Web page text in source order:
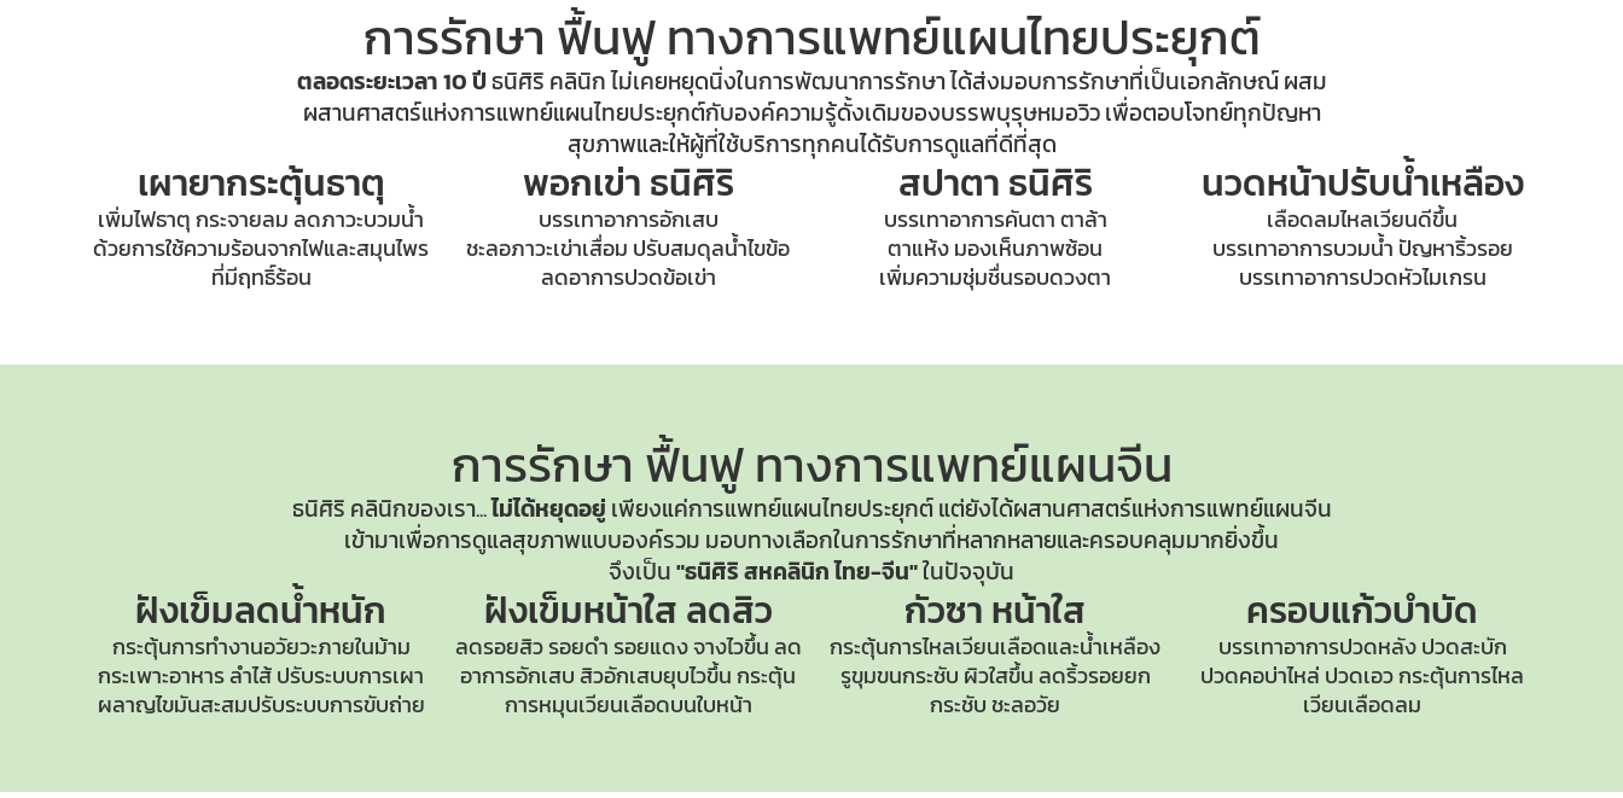
การรักษา ฟื้นฟู ทางการแพทย์แผนไทยประยุกต์
ตลอดระยะเวลา 10 ปีธนิศิริ คลินิก ไม่เคยหยุดนิ่งในการพัฒนาการรักษา ได้ส่งมอบการรักษาที่เป็นเอกลักษณ์ ผสม
ผสานศาสตร์แห่งการแพทย์แผนไทยประยุกต์กับองค์ความรู้ดั้งเดิมของบรรพบุรุษหมอวิว เพื่อตอบโจทย์ทุกปัญหา
สุขภาพและให้ผู้ที่ใช้บริการทุกคนได้รับการดูแลที่ดีที่สุด
เผายากระตุ้นธาตุ
เพิ่มไฟธาตุ กระจายลม ลดภาวะบวมน้ำ
ด้วยการใช้ความร้อนจากไฟและสมุนไพร
ที่มีฤทธิ์ร้อน
พอกเข่า ธนิศิริ
บรรเทาอาการอักเสบ
ชะลอภาวะเข่าเสื่อม ปรับสมดุลน้ำไขข้อ
ลดอาการปวดข้อเข่า
สปาตา ธนิศิริ
บรรเทาอาการคันตา ตาล้า
ตาแห้ง มองเห็นภาพซ้อน
เพิ่มความชุ่มชื่นรอบดวงตา
นวดหน้าปรับน้ำเหลือง
เลือดลมไหลเวียนดีขึ้น
บรรเทาอาการบวมน้ำ ปัญหาริ้วรอย
บรรเทาอาการปวดหัวไมเกรน
การรักษา ฟื้นฟูทางการแพทย์แผนจีน
ธนิศิริ คลินิกของเรา...ไม่ได้หยุดอยู่ เพียงแค่การแพทย์แผนไทยประยุกต์ แต่ยังได้ผสานศาสตร์แห่งการแพทย์แผนจีน
เข้ามาเพื่อการดูแลสุขภาพแบบองค์รวม มอบทางเลือกในการรักษาที่หลากหลายและครอบคลุมมากยิ่งขึ้น
จึงเป็น"ธนิศิริ สหคลินิก ไทย-จีน"ในปัจจุบัน
ฝังเข็มลดน้ำหนัก
กระตุ้นการทำงานอวัยวะภายในม้าม
กระเพาะอาหาร ลำไส้ ปรับระบบการเผา
ผลาญไขมันสะสมปรับระบบการขับถ่าย
ฝังเข็มหน้าใส ลดสิว
ลดรอยสิว รอยดำ รอยแดง จางไวขึ้น ลด
อาการอักเสบ สิวอักเสบยุบไวขึ้น กระตุ้น
การหมุนเวียนเลือดบนใบหน้า
กัวซา หน้าใส
กระตุ้นการไหลเวียนเลือดและน้ำเหลือง
รูขุมขนกระชับ ผิวใสขึ้น ลดริ้วรอยยก
กระชับ ชะลอวัย
ครอบแก้วบำบัด
บรรเทาอาการปวดหลัง ปวดสะบัก
ปวดคอบ่าไหล่ ปวดเอว กระตุ้นการไหล
เวียนเลือดลม